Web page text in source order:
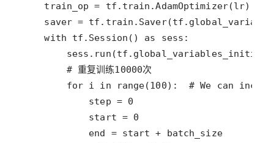
            end = start + batch_size